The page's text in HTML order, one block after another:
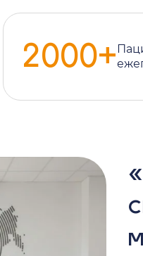
2000+